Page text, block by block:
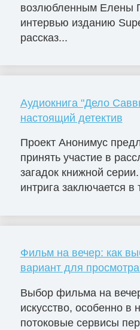
возлюбленным Елены
интервью изданию
рассказ...
Аудиокнига "Дело
настоящий детектив
Проект Анонимус
принять участие в
загадок книжной
интрига заключается в
Фильм на вечер: как
вариант для
Выбор фильма на
искусство, особенно в
потоковые сервисы